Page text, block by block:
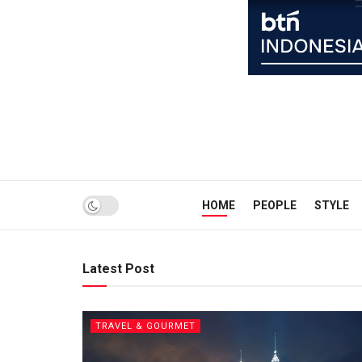
HOME PEOPLE STYLE
Latest Post
TRAVEL & GOURMET